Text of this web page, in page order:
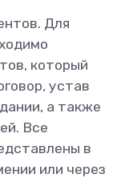
Для
который
устав
а также
Все
в
или через